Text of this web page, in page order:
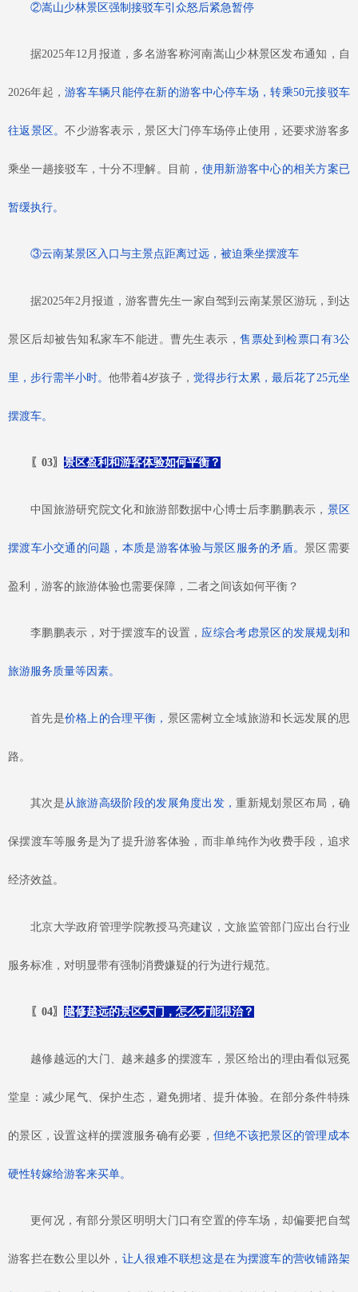
②嵩山少林景区强制接驳车引众怒后紧急暂停
据2025年12月报道，多名游客称河南嵩山少林景区发布通知，自
2026年起，游客车辆只能停在新的游客中心停车场，转乘50元接驳车
往返景区。不少游客表示，景区大门停车场停止使用，还要求游客多
乘坐一趟接驳车，十分不理解。目前， 使用新游客中心的相关方案已
暂缓执行。
③云南某景区入口与主景点距离过远，被迫乘坐摆渡车
据2025年2月报道，游客曹先生一家自驾到云南某景区游玩，到达
景区后却被告知私家车不能进。曹先生表示，售票处到检票口有3公
里，步行需半小时。他带着4岁孩子， 觉得步行太累，最后花了 25元坐
摆渡车。
〖03〗景区盈利和游客体验如何平衡？
中国旅游研究院文化和旅游部数据中心博士后李鹏鹏表示， 景区
摆渡车小交通的问题，本质是游客体验与景区服务的矛盾。景区需要
盈利，游客的旅游体验也需要保障，二者之间该如何平衡？
李鹏鹏表示，对于摆渡车的设置， 应综合考虑景区的发展规划和
旅游服务质量等因素。
首先是价格上的合理平衡， 景区需树立全域旅游和长远发展的思
路。
其次是从旅游高级阶段的发展角度出发，重新规划景区布局，确
保摆渡车等服务是为了提升游客体验，而非单纯作为收费手段，追求
经济效益。
北京大学政府管理学院教授马亮建议，文旅监管部门应出台行业
服务标准，对明显带有强制消费嫌疑的行为进行规范。
〖04〗 越修越远的景区大门，怎么才能根治？
越修越远的大门、越来越多的摆渡车，景区给出的理由看似冠冕
堂皇：减少尾气、保护生态，避免拥堵、提升体验。在部分条件特殊
的景区，设置这样的摆渡服务确有必要， 但绝不该把景区的管理成本
硬性转嫁给游客来买单。
更何况，有部分景区明明大门口有空置的停车场，却偏要把自驾
游客拦在数公里以外， 让人很难不联想这是在为摆渡车的营收铺路架